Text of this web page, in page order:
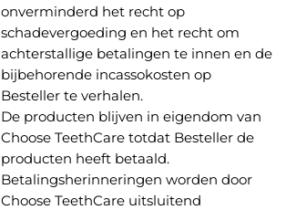
onverminderd het recht op
schadevergoeding en het recht om
achterstallige betalingen te innen en de
bijbehorende incassokosten op
Besteller te verhalen.
De producten blijven in eigendom van
Choose TeethCare totdat Besteller de
producten heeft betaald.
Betalingsherinneringen worden door
Choose TeethCare uitsluitend